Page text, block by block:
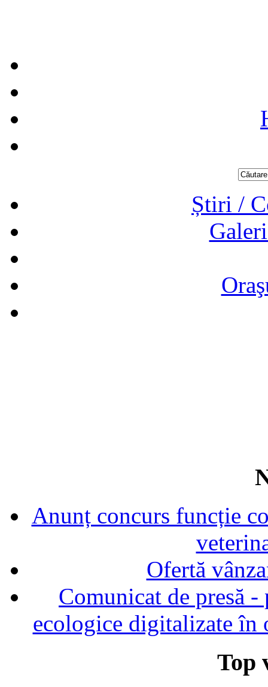
Știri /
Anunț concurs funcție
Ofertă
Comunicat de presă
ecologice digitalizate în
Top